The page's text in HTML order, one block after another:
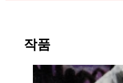
작품